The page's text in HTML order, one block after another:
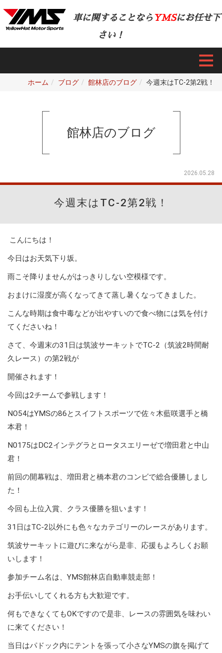
車に関することなら YMSにお任せ下
さい！
ホーム ブログ 館林店のブログ 今週末はTC-2第2戦！
館林店のブログ
2026.05.28
今週末はTC-2第2戦！
こんにちは！
今日はお天気下り坂。
雨こそ降りませんがはっきりしない空模様です。
おまけに湿度が高くなってきて蒸し暑くなってきました。
こんな時期は食中毒などが出やすいので食べ物には気を付け
てくださいね！
さて、今週末の31日は筑波サーキットでTC-2（筑波2時間耐
久レース）の第2戦が
開催されます！
今回は2チームで参戦します！
NO54はYMSの86とスイフトスポーツで佐々木藍咲選手と橋
本君！
N0175はDC2インテグラとロータスエリーゼで増田君と中山
君！
前回の開幕戦は、増田君と橋本君のコンビで総合優勝しまし
た！
今回も上位入賞、クラス優勝を狙います！
31日はTC-2以外にも色々なカテゴリーのレースがあります。
筑波サーキットに遊びに来ながら是非、応援もよろしくお願
いします！
参加チーム名は、YMS館林店自動車競走部！
お手伝いしてくれる方も大歓迎です。
何もできなくてもOKですので是非、レースの雰囲気を味わい
に来てください！
当日はパドック内にテントを張って小さなYMSの旗を掲げて